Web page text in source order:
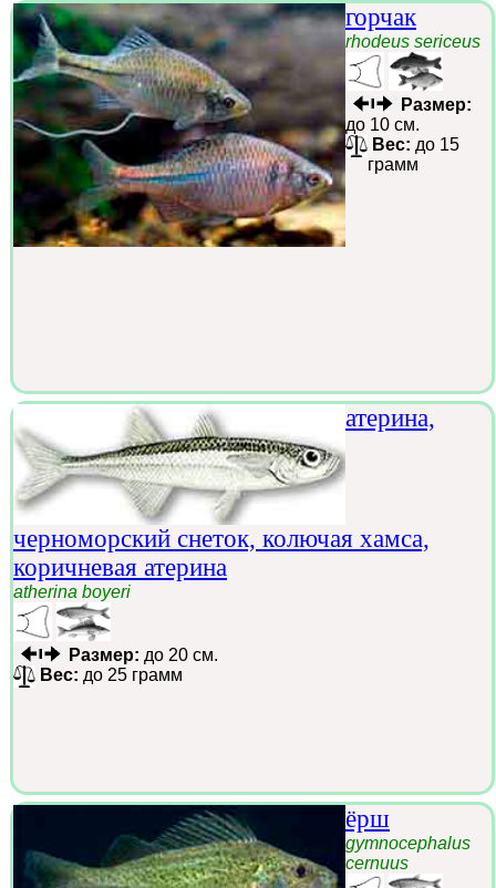
горчак
rhodeus sericeus
Размер:
до 10 см.
Вес: до 15
грамм
атерина,
черноморский снеток, колючая хамса,
коричневая атерина
atherina boyeri
Размер: до 20 см.
Вес: до 25 грамм
ёрш
gymnocephalus
cernuus